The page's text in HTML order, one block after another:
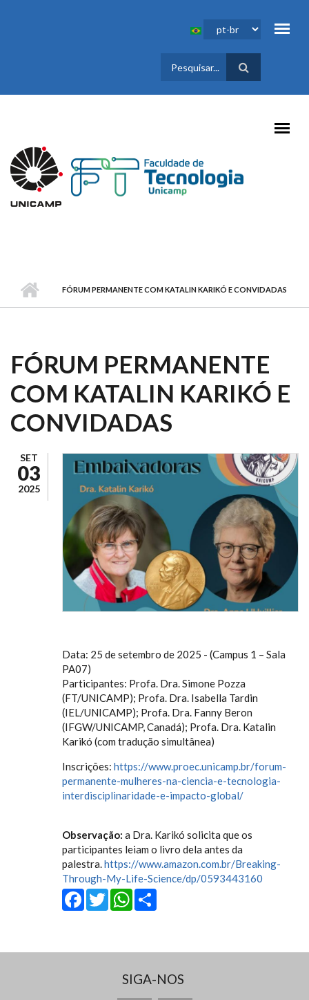
FORMULÁRIO
DE BUSCA
FÓRUM PERMANENTE COM KATALIN KARIKÓ E CONVIDADAS
FÓRUM PERMANENTE
COM KATALIN KARIKÓ E
CONVIDADAS
SET
03
2025
Data: 25 de setembro de 2025 - (Campus 1 – Sala
PA07)
Participantes: Profa. Dra. Simone Pozza
(FT/UNICAMP); Profa. Dra. Isabella Tardin
(IEL/UNICAMP); Profa. Dra. Fanny Beron
(IFGW/UNICAMP, Canadá); Profa. Dra. Katalin
Karikó (com tradução simultânea)
Inscrições: https://www.proec.unicamp.br/forum-
permanente-mulheres-na-ciencia-e-tecnologia-
interdisciplinaridade-e-impacto-global/
Observação: a Dra. Karikó solicita que os
participantes leiam o livro dela antes da
palestra.https://www.amazon.com.br/Breaking-
Through-My-Life-Science/dp/0593443160
Facebook
Twitter
WhatsApp
SIGA-NOS